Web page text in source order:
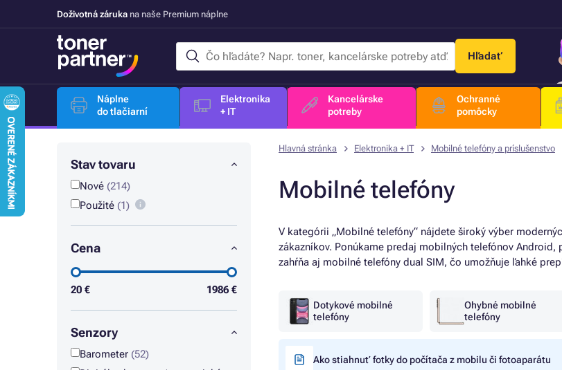
Doživotná záruka na naše Premium náplne
Hľadať
Náplne
do tlačiarní
Elektronika
+ IT
Kancelárske
potreby
Ochranné
pomôcky
Stav tovaru
Nové (214)
Použité (1)
Cena
20 € 1986€
Senzory
Barometer (52)
Hlavná stránka Elektronika + IT Mobilné telefóny a príslušenstvo
Mobilné telefóny
V kategórii „Mobilné telefóny“ nájdete široký výber
zákazníkov. Ponúkame predaj mobilných telefónov
zahŕňa aj mobilné telefóny dual SIM, čo umožňuje ľahké
Dotykové mobilné
telefóny
Ohybné mobilné
telefóny
Ako stiahnuť fotky do počítača z mobilu či fotoaparátu